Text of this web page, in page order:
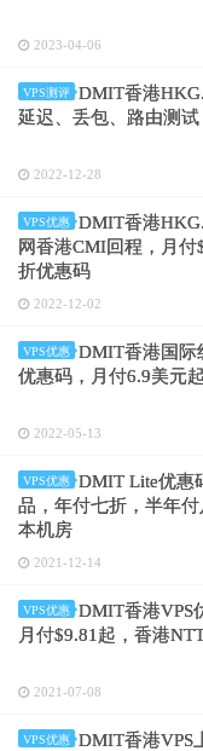
2023-04-06
VPS测评
DMIT香港
延迟、丢包、路由测试
2022-12-28
VPS优惠
DMIT香港
网香港CMI回程，月付
折优惠码
2022-12-02
VPS优惠
DMIT香港国际
优惠码，月付6.9美元
2022-05-13
VPS优惠
DMIT Lite优惠
品，年付七折，半年
本机房
2021-12-14
VPS优惠
DMIT香港VPS
月付$9.81起，香港
2021-07-08
VPS优惠 DMIT香港VPS